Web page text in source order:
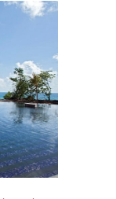
auch
Praslin“.
:
das